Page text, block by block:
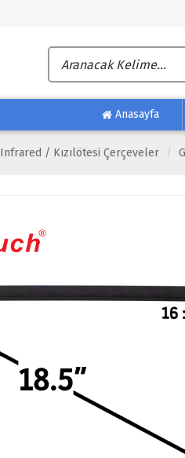
Anasayfa
Infrared / Kızılötesi Çerçeveler